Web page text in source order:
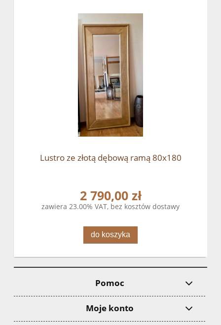
Lustro ze złotą dębową ramą 80x180
2 790,00 zł
zawiera 23.00% VAT, bez kosztów dostawy
do koszyka
Pomoc
Moje konto